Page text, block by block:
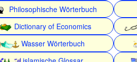
Philosophische Wörterbuch
Dictionary of Economics
Wasser Wörterbuch